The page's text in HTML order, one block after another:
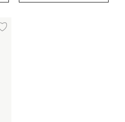
Legg til ønskeliste